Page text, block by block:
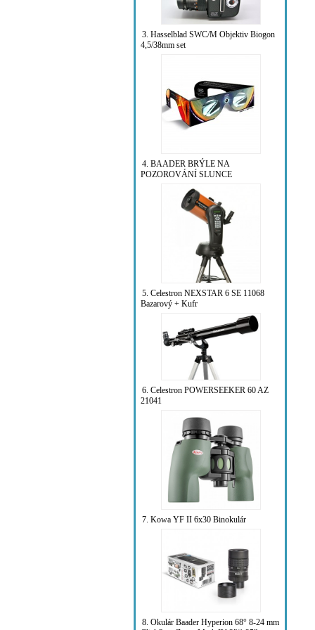
3. Hasselblad SWC/M Objektiv Biogon
4,5/38mm set
4. BAADER BRÝLE NA
POZOROVÁNÍ SLUNCE
5. Celestron NEXSTAR 6 SE 11068
Bazarový + Kufr
6. Celestron POWERSEEKER 60 AZ
21041
7. Kowa YF II 6x30 Binokulár
8. Okulár Baader Hyperion 68° 8-24 mm